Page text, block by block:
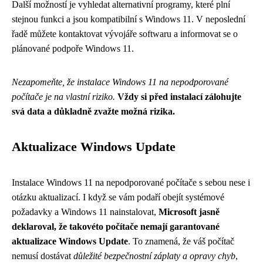
Další možností je vyhledat alternativní programy, které plní
stejnou funkci a jsou kompatibilní s Windows 11. V neposlední
řadě můžete kontaktovat vývojáře softwaru a informovat se o
plánované podpoře Windows 11.
Nezapomeňte, že instalace Windows 11 na nepodporované
počítače je na vlastní riziko. Vždy si před instalací zálohujte
svá data a důkladně zvažte možná rizika.
Aktualizace Windows Update
Instalace Windows 11 na nepodporované počítače s sebou nese i
otázku aktualizací. I když se vám podaří obejít systémové
požadavky a Windows 11 nainstalovat, Microsoft jasně
deklaroval, že takovéto počítače nemají garantované
aktualizace Windows Update. To znamená, že váš počítač
nemusí dostávat důležité bezpečnostní záplaty a opravy chyb,